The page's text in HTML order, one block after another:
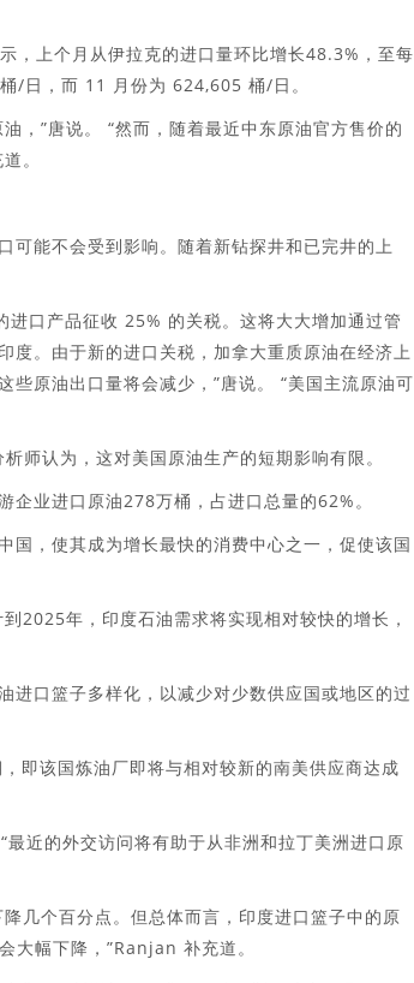
，上个月从伊拉克的进口量环比增长48.3%，至每
/日，而 11 月份为 624,605 桶/日。
，”唐说。 “然而，随着最近中东原油官方售价的
。
可能不会受到影响。随着新钻探井和已完井的上
进口产品征收 25% 的关税。这将大大增加通过管
度。由于新的进口关税，加拿大重质原油在经济上
原油出口量将会减少，”唐说。 “美国主流原油可
师认为，这对美国原油生产的短期影响有限。
业进口原油278万桶，占进口总量的62%。
国，使其成为增长最快的消费中心之一，促使该国
2025年，印度石油需求将实现相对较快的增长，
进口篮子多样化，以减少对少数供应国或地区的过
即该国炼油厂即将与相对较新的南美供应商达成
近的外交访问将有助于从非洲和拉丁美洲进口原
几个百分点。但总体而言，印度进口篮子中的原
大幅下降，”Ranjan 补充道。